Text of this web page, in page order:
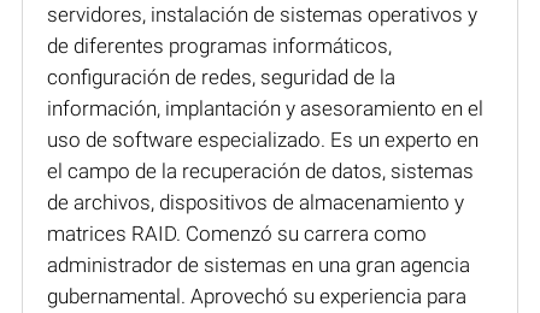
servidores, instalación de sistemas operativos y
de diferentes programas informáticos,
configuración de redes, seguridad de la
información, implantación y asesoramiento en el
uso de software especializado. Es un experto en
el campo de la recuperación de datos, sistemas
de archivos, dispositivos de almacenamiento y
matrices RAID. Comenzó su carrera como
administrador de sistemas en una gran agencia
gubernamental. Aprovechó su experiencia para